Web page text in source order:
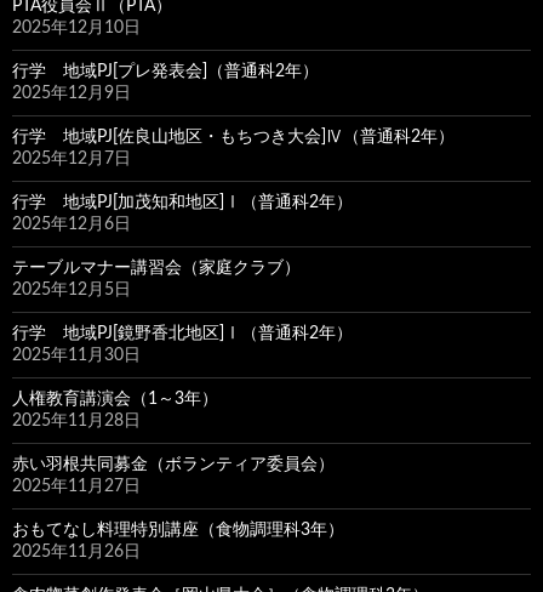
PTA役員会Ⅱ（PTA）
2025年12月10日
行学 地域PJ[プレ発表会]（普通科2年）
2025年12月9日
行学 地域PJ[佐良山地区・もちつき大会]Ⅳ（普通科2年）
2025年12月7日
行学 地域PJ[加茂知和地区]Ⅰ（普通科2年）
2025年12月6日
テーブルマナー講習会（家庭クラブ）
2025年12月5日
行学 地域PJ[鏡野香北地区]Ⅰ（普通科2年）
2025年11月30日
人権教育講演会（1～3年）
2025年11月28日
赤い羽根共同募金（ボランティア委員会）
2025年11月27日
おもてなし料理特別講座（食物調理科3年）
2025年11月26日